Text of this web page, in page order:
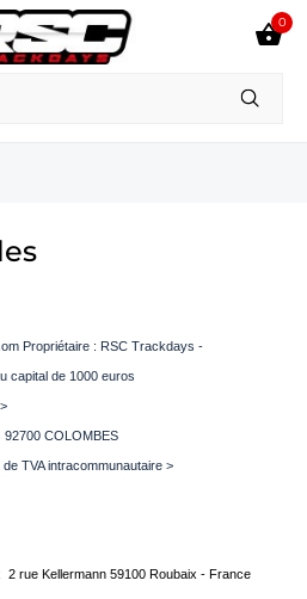
0
Propriétaire : RSC Trackdays -
capital de 1000 euros
92700 COLOMBES
TVA intracommunautaire >
2 rue Kellermann 59100 Roubaix - France